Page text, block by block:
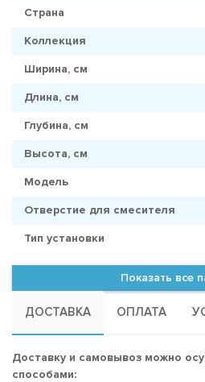
Страна
Коллекция
Ширина, см
Длина, см
Глубина, см
Высота, см
Модель
Отверстие для смесителя
Тип установки
Показать все
ДОСТАВКА ОПЛАТА
Доставку и самовывоз можно
способами: